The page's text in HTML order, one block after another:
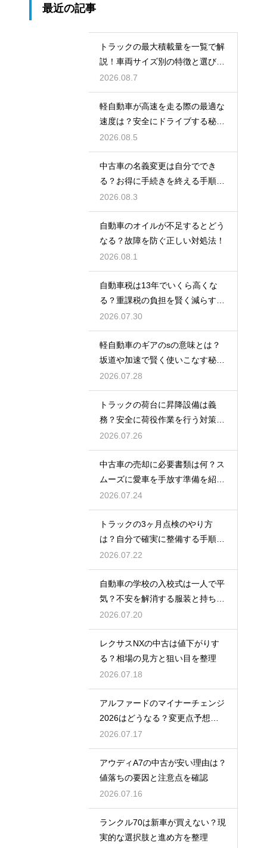
最近の記事
トラックの最大積載量を一覧で解
説！車両サイズ別の特徴と選び
方！
2026.08.7
軽自動車が高速を走る際の最適な
速度は？安全にドライブする秘
訣！
2026.08.5
中古車の名義変更は自分ででき
る？お得に手続きを終える手順を
解説
2026.08.3
自動車のオイルが不足するとどう
なる？故障を防ぐ正しい対処法！
2026.08.1
自動車税は13年でいくら高くな
る？重課税の負担を賢く減らす秘
訣
2026.07.30
軽自動車のギアのsの意味とは？
坂道や加速で賢く使いこなす秘
訣！
2026.07.28
トラックの荷台に昇降設備は義
務？安全に荷役作業を行う対策を
紹介
2026.07.26
中古車の売却に必要書類は何？ス
ムーズに愛車を手放す準備を紹
介！
2026.07.24
トラックの3ヶ月点検のやり方
は？自分で確実に整備する手順を
紹介
2026.07.22
自動車の学校の入校式は一人で平
気？不安を解消する服装と持ち
物！
2026.07.20
レクサスNXの中古は値下がりす
る？相場の見方と狙い目を整理
2026.07.18
アルファードのマイナーチェンジ
2026はどうなる？変更点予想と
買い時
2026.07.17
アウディA7の中古が安い理由は？
値落ちの要因と注意点を確認
2026.07.16
ランクル70は新車が買えない？現
実的な選択肢と進め方を整理